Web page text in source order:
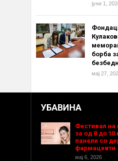
јуни 1,
борба
мај 27,
УБАВИНА
Фестивал на
за од 8 до 10
панели со
фармацевти
мај 6, 2026